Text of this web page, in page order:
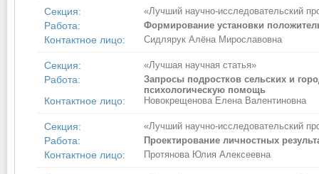
Секция: «Лучший научно-исследовательский
Работа: Формирование установки
Контактное лицо: Сидлярук Алёна Мирославовна
Секция: «Лучшая научная статья»
Работа:
Запросы подростков сельских и
психологическую помощь
Контактное лицо: Новокрещенова Елена Валентиновна
Секция: «Лучший научно-исследовательский
Работа: Проектирование личностных
Контактное лицо: Протянова Юлия Алексеевна